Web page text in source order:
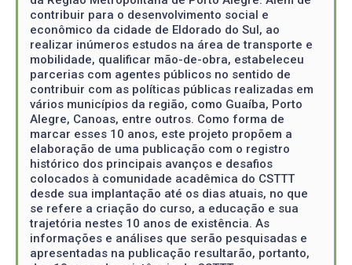
contribuir para o desenvolvimento social e
econômico da cidade de Eldorado do Sul, ao
realizar inúmeros estudos na área de transporte e
mobilidade, qualificar mão-de-obra, estabeleceu
parcerias com agentes públicos no sentido de
contribuir com as políticas públicas realizadas em
vários municípios da região, como Guaíba, Porto
Alegre, Canoas, entre outros. Como forma de
marcar esses 10 anos, este projeto propõem a
elaboração de uma publicação com o registro
histórico dos principais avanços e desafios
colocados à comunidade acadêmica do CSTTT
desde sua implantação até os dias atuais, no que
se refere a criação do curso, a educação e sua
trajetória nestes 10 anos de existência. As
informações e análises que serão pesquisadas e
apresentadas na publicação resultarão, portanto,